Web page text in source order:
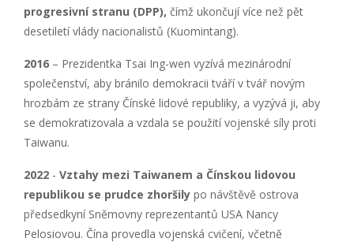
progresivní stranu (DPP), čímž ukončují více než pět
desetiletí vlády nacionalistů (Kuomintang).
2016 – Prezidentka Tsai Ing-wen vyzívá mezinárodní
společenství, aby bránilo demokracii tváří v tvář novým
hrozbám ze strany Čínské lidové republiky, a vyzývá ji, aby
se demokratizovala a vzdala se použití vojenské síly proti
Taiwanu.
2022 - Vztahy mezi Taiwanem a Čínskou lidovou
republikou se prudce zhoršily po návštěvě ostrova
předsedkyní Sněmovny reprezentantů USA Nancy
Pelosiovou. Čína provedla vojenská cvičení, včetně